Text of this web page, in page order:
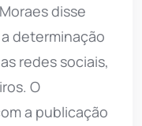
disse
determinação
redes sociais,
O
a publicação